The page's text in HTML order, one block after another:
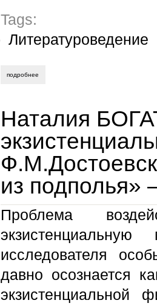
Tags:
Литературоведение
подробнее
Наталия
из
Проблема
исследователя
давно осознается
экзистенциальной